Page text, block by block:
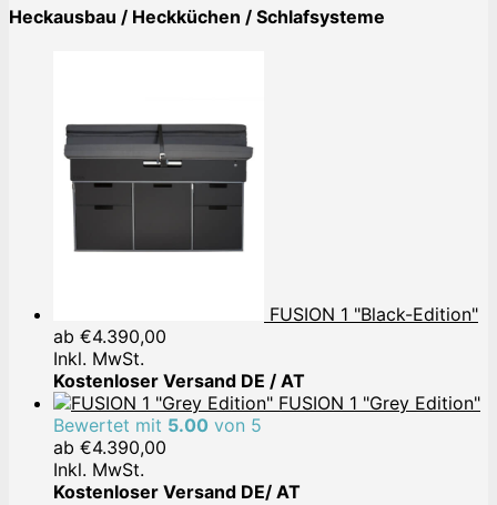
Heckausbau / Heckküchen / Schlafsysteme
FUSION 1 "Black-Edition"
ab €4.390,00
Inkl. MwSt.
Kostenloser Versand DE / AT
FUSION 1 "Grey Edition"
Bewertet mit 5.00 von 5
ab €4.390,00
Inkl. MwSt.
Kostenloser Versand DE/ AT